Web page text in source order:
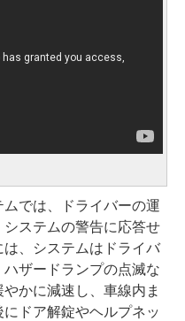
では、ドライバーの運
ステムの警告に応答せ
、システムはドライバ
ザードランプの点滅な
かに減速し、車線内ま
ドア解錠やヘルプネッ